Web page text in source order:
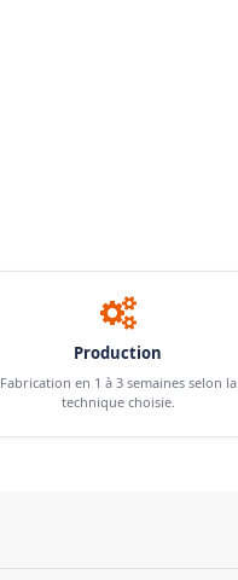
Production
Fabrication en 1 à 3 semaines selon la
technique choisie.